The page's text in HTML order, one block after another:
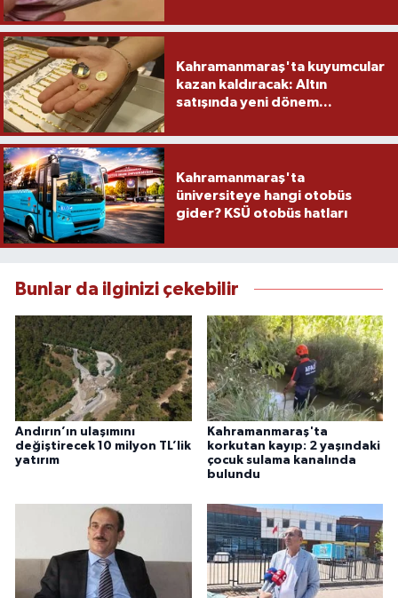
Kahramanmaraş'ta kuyumcular
kazan kaldıracak: Altın
satışında yeni dönem...
Kahramanmaraş'ta
üniversiteye hangi otobüs
gider? KSÜ otobüs hatları
Bunlar da ilginizi çekebilir
Andırın’ın ulaşımını
değiştirecek 10 milyon TL’lik
yatırım
Kahramanmaraş'ta
korkutan kayıp: 2 yaşındaki
çocuk sulama kanalında
bulundu